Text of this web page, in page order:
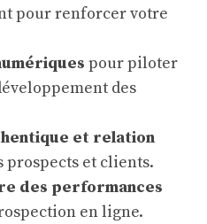
pour renforcer votre
pour piloter
des
et relation
prospects et clients.
des performances
en ligne.